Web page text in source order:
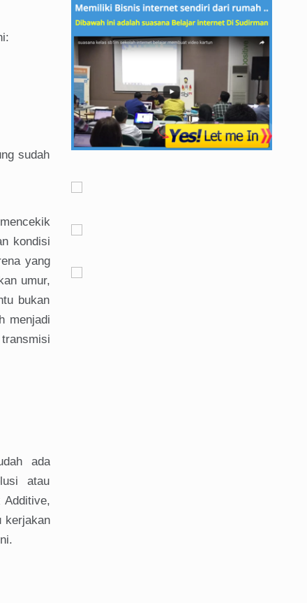
sudah
kondisi
yang
umur,
bukan
menjadi
ada
atau
Additive,
kerjakan